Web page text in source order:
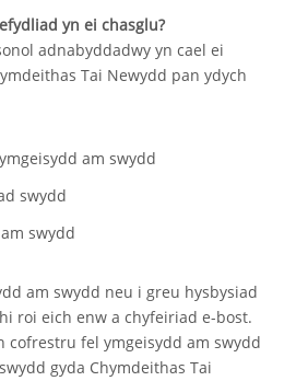
yn ei chasglu?
adnabyddadwy yn cael ei
Tai Newydd pan ydych
am swydd
swydd
swydd
am swydd neu i greu hysbysiad
roi eich enw a chyfeiriad e-bost.
cofrestru fel ymgeisydd am swydd
gyda Chymdeithas Tai